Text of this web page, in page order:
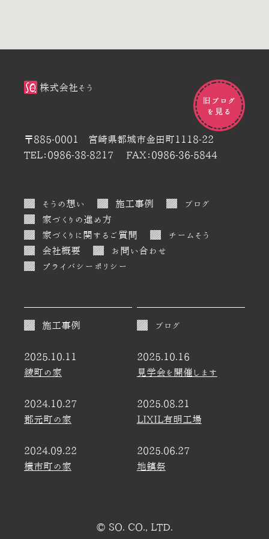
株式会社そう
〒885-0001 宮崎県都城市金田町1118-22
TEL：0986-38-8217
FAX：0986-36-5844
そうの想い 施工事例
ブログ
家づくりの進め方
家づくりに関するご質問
チームそう
会社概要
お問い合わせ
プライバシーポリシー
施工事例
2025.10.11
綾町の家
2024.10.27
郡元町の家
2024.09.22
横市町の家
ブログ
2025.10.16
見学会を開催します
2025.08.21
LIXIL有明工場
2025.06.27
地鎮祭
© SO. CO., LTD.